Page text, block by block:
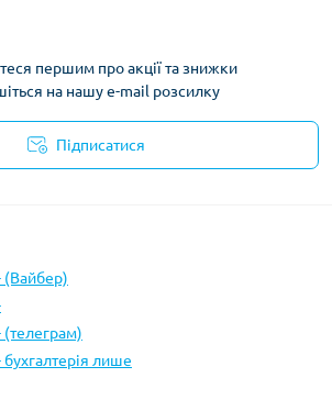
першим про акції та знижки
на нашу e-mail розсилку
Підписатися
(Вайбер)
лише